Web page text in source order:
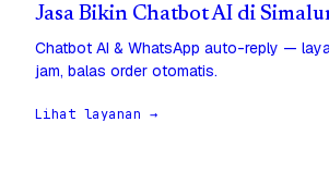
Jasa Bikin Chatbot AI di
Chatbot AI & WhatsApp auto-reply —
jam, balas order otomatis.
Lihat layanan →